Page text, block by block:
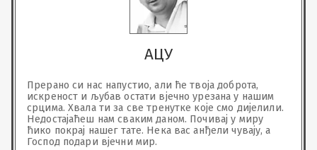
АЦУ
Прерано си нас напустио, али ће твоја доброта,
искреност и љубав остати вјечно урезана у нашим
срцима. Хвала ти за све тренутке које смо дијелили.
Недостајаћеш нам сваким даном. Почивај у миру
ћико покрај нашег тате. Нека вас анђели чувају, а
Господ подари вјечни мир.